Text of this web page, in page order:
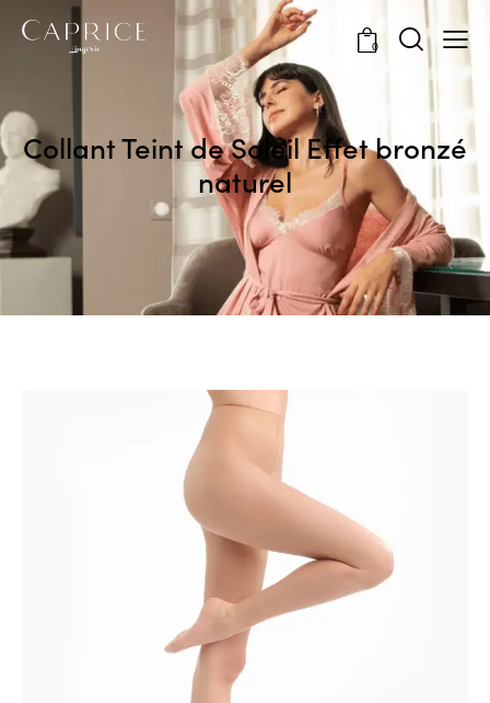
0
Collant Teint de Soleil Effet bronzé
naturel